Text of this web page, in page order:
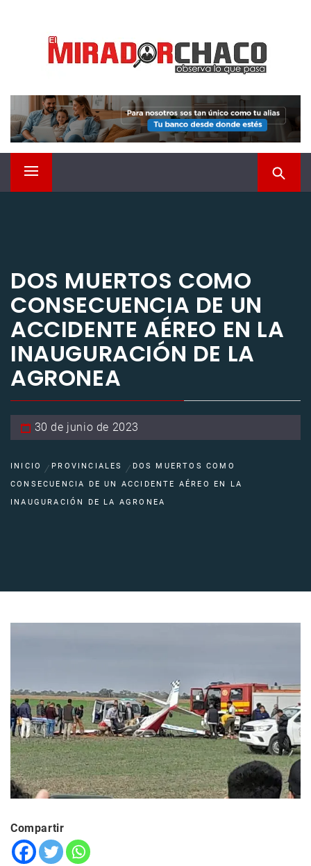
contenido
EL MIRADOR CHACO
Observá lo que pasa
Menú
DOS MUERTOS COMO
CONSECUENCIA DE UN
ACCIDENTE AÉREO EN LA
INAUGURACIÓN DE LA
AGRONEA
30 de junio de 2023
INICIO PROVINCIALES
DOS MUERTOS COMO
CONSECUENCIA DE UN ACCIDENTE AÉREO EN LA
INAUGURACIÓN DE LA AGRONEA
Compartir